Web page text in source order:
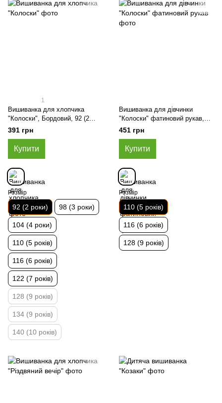
1
Вишиванка для хлопчика
"Колоски", Бордовий, 92 (2
роки)
391 грн
Купити
Розмір
92 (2 роки) 98 (3 роки)
104 (4 роки)
110 (5 років)
116 (6 років)
122 (7 років)
128 (9 років)
134 (9 років)
140 (10 років)
Вишиванка для дівчинки
"Колоски" фатиновий рукав,
Чорний, 110 (5 років)
451 грн
Купити
Розмір
110 (5 років)
116 (6 років)
128 (9 років)